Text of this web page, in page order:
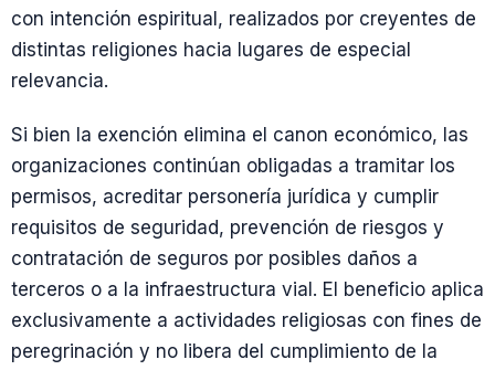
con intención espiritual, realizados por creyentes de
distintas religiones hacia lugares de especial
relevancia.
Si bien la exención elimina el canon económico, las
organizaciones continúan obligadas a tramitar los
permisos, acreditar personería jurídica y cumplir
requisitos de seguridad, prevención de riesgos y
contratación de seguros por posibles daños a
terceros o a la infraestructura vial. El beneficio aplica
exclusivamente a actividades religiosas con fines de
peregrinación y no libera del cumplimiento de la